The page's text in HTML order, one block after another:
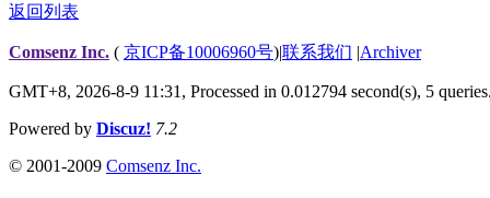
返回列表
Comsenz Inc. ( 京ICP备10006960号)|联系我们 |Archiver
GMT+8, 2026-8-9 11:31, Processed in 0.012794 second(s), 5 queries
Powered by Discuz! 7.2
© 2001-2009 Comsenz Inc.